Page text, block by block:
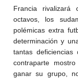
Francia
octavos, los
polémicas extra
determinación y
tantas
contraparte
ganar su grupo,